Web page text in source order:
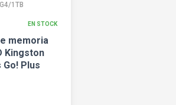
1TB
EN STOCK
memoria
Kingston
Go! Plus